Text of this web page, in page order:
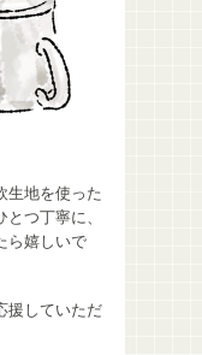
生地を使った
つ丁寧に、
ら嬉しいで
援していただ